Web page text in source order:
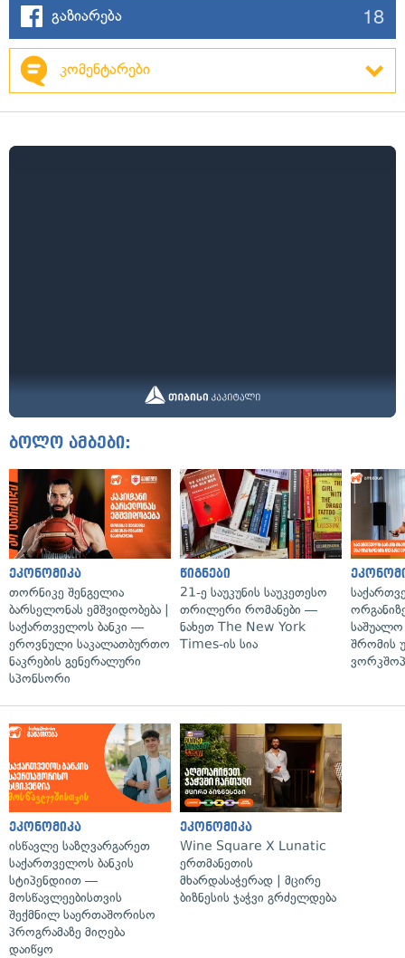
გაზიარება 18
კომენტარები
ბოლო ამბები:
ეკონომიკა
თორნიკე შენგელია
ბარსელონას ემშვიდობება |
საქართველოს ბანკი —
ეროვნული საკალათბურთო
ნაკრების გენერალური
სპონსორი
წიგნები
21-ე საუკუნის საუკეთესო
თრილერი რომანები —
ნახეთ The New York
Times-ის სია
საშუალო
შრომის
ეკონომიკა
ისწავლე საზღვარგარეთ
საქართველოს ბანკის
სტიპენდიით —
მოსწავლეებისთვის
შექმნილ საერთაშორისო
პროგრამაზე მიღება
დაიწყო
ეკონომიკა
Wine Square X Lunatic
ერთმანეთის
მხარდასაჭერად | მცირე
ბიზნესის ჯაჭვი გრძელდება